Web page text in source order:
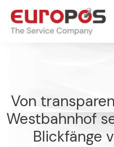
Von
Westbahnhof
Blickfänge